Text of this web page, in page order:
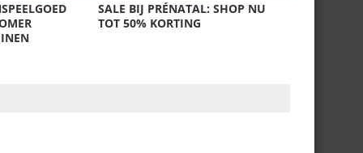
SALE BIJ PRÉNATAL: SHOP NU
TOT 50% KORTING